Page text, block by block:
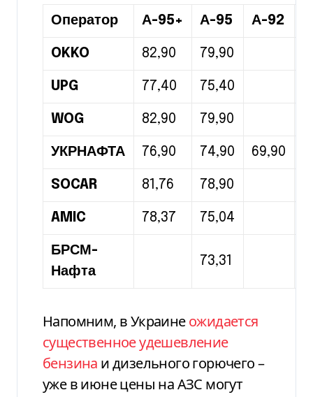
Оператор А-95+ А-95 А-92
OKKO 82,90 79,90
UPG 77,40 75,40
WOG 82,90 79,90
УКРНАФТА 76,90 74,90 69,90
SOCAR 81,76 78,90
AMIC 78,37 75,04
БРСМ-
Нафта
73,31
Напомним, в Украинеожидается
существенное удешевление
бензина и дизельного горючего –
уже в июне цены на АЗС могут